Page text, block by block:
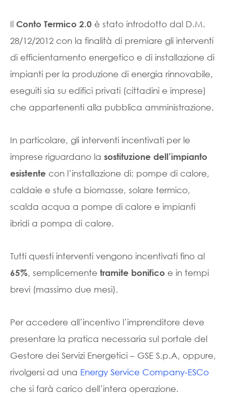
Il Conto Termico 2.0 è stato introdotto dal D.M.
28/12/2012 con la finalità di premiare gli interventi
di efficientamento energetico e di installazione di
impianti per la produzione di energia rinnovabile,
eseguiti sia su edifici privati (cittadini e imprese)
che appartenenti alla pubblica amministrazione.
In particolare, gli interventi incentivati per le
imprese riguardano la sostituzione dell’impianto
esistente con l’installazione di: pompe di calore,
caldaie e stufe a biomasse, solare termico,
scalda acqua a pompe di calore e impianti
ibridi a pompa di calore.
Tutti questi interventi vengono incentivati fino al
65%, semplicemente tramite bonifico e in tempi
brevi (massimo due mesi).
Per accedere all’incentivo l’imprenditore deve
presentare la pratica necessaria sul portale del
Gestore dei Servizi Energetici – GSE S.p.A, oppure,
rivolgersi ad una Energy Service Company-ESCo
che si farà carico dell’intera operazione.